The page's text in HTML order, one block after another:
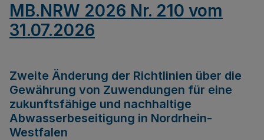
MB.NRW 2026 Nr. 210 vom
31.07.2026
Zweite Änderung der Richtlinien über die
Gewährung von Zuwendungen für eine
zukunftsfähige und nachhaltige
Abwasserbeseitigung in Nordrhein-
Westfalen